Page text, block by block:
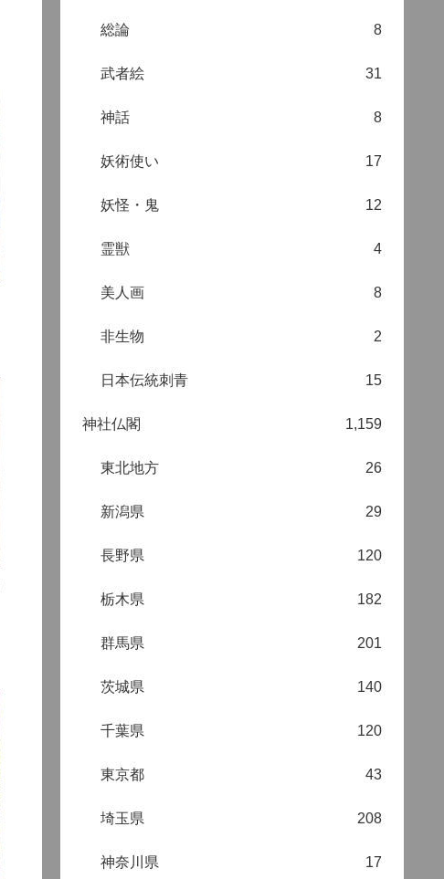
総論 8
武者絵 31
神話 8
妖術使い 17
妖怪・鬼 12
霊獣 4
美人画 8
非生物 2
日本伝統刺青 15
神社仏閣 1,159
東北地方 26
新潟県 29
長野県 120
栃木県 182
群馬県 201
茨城県 140
千葉県 120
東京都 43
埼玉県 208
神奈川県 17